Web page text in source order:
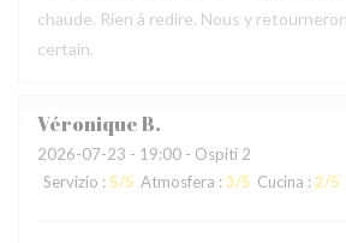
chaude. Rien à redire. Nous y
certain.
VéroniqueB
2026-07-23 - 19:00 - Ospiti 2
Servizio : 5/5 Atmosfera : 3/5 Cucina : 2/5